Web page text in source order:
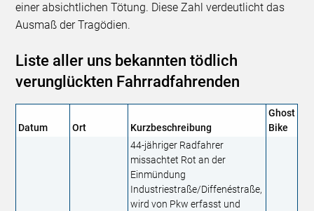
einer absichtlichen Tötung. Diese Zahl verdeutlicht das
Ausmaß der Tragödien.
Liste aller uns bekannten tödlich
verunglückten Fahrradfahrenden
Datum Ort Kurzbeschreibung
Ghost
Bike
44-jähriger Radfahrer
missachtet Rot an der
Einmündung
Industriestraße/Diffenéstraße,
wird von Pkw erfasst und